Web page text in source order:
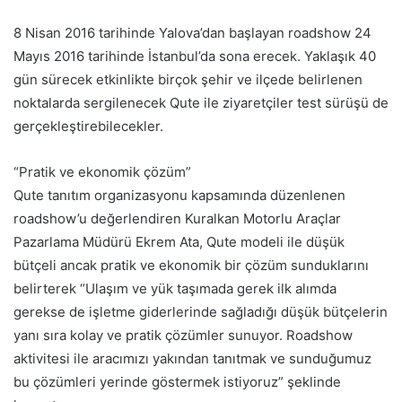
8 Nisan 2016 tarihinde Yalova’dan başlayan roadshow 24
Mayıs 2016 tarihinde İstanbul’da sona erecek. Yaklaşık 40
gün sürecek etkinlikte birçok şehir ve ilçede belirlenen
noktalarda sergilenecek Qute ile ziyaretçiler test sürüşü de
gerçekleştirebilecekler.
“Pratik ve ekonomik çözüm”
Qute tanıtım organizasyonu kapsamında düzenlenen
roadshow’u değerlendiren Kuralkan Motorlu Araçlar
Pazarlama Müdürü Ekrem Ata, Qute modeli ile düşük
bütçeli ancak pratik ve ekonomik bir çözüm sunduklarını
belirterek “Ulaşım ve yük taşımada gerek ilk alımda
gerekse de işletme giderlerinde sağladığı düşük bütçelerin
yanı sıra kolay ve pratik çözümler sunuyor. Roadshow
aktivitesi ile aracımızı yakından tanıtmak ve sunduğumuz
bu çözümleri yerinde göstermek istiyoruz” şeklinde